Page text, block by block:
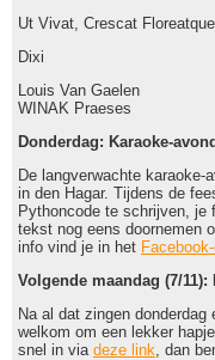
Ut Vivat, Crescat
Dixi
Louis Van Gaelen
WINAK Praeses
Donderdag: Karaoke-avond
De langverwachte karaoke-
in den Hagar. Tijdens de
Pythoncode te schrijven, je
tekst nog eens doornemen
info vind je in het
Volgende maandag (7/11):
Na al dat zingen
welkom om een lekker
snel in via deze link, dan